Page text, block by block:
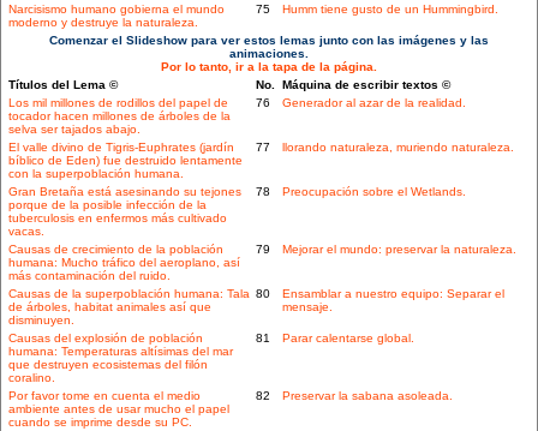
Narcisismo humano gobierna el mundo
moderno y destruye la naturaleza.
75 Humm tiene gusto de un Hummingbird.
Comenzar el Slideshow para ver estos lemas junto con las imágenes y las
animaciones.
Por lo tanto, ir a la tapa de la página.
Títulos del Lema ©
No. Máquina de escribir textos ©
Los mil millones de rodillos del papel de
tocador hacen millones de árboles de la
selva ser tajados abajo.
76 Generador al azar de la realidad.
El valle divino de Tigris-Euphrates (jardín
bíblico de Eden) fue destruido lentamente
con la superpoblación humana.
77 llorando naturaleza, muriendo naturaleza.
Gran Bretaña está asesinando su tejones
porque de la posible infección de la
tuberculosis en enfermos más cultivado
vacas.
78 Preocupación sobre el Wetlands.
Causas de crecimiento de la población
humana: Mucho tráfico del aeroplano, así
más contaminación del ruido.
79 Mejorar el mundo: preservar la naturaleza.
Causas de la superpoblación humana: Tala
de árboles, habitat animales así que
disminuyen.
80
Ensamblar a nuestro equipo: Separar el
mensaje.
Causas del explosión de población
humana: Temperaturas altísimas del mar
que destruyen ecosistemas del filón
coralino.
81 Parar calentarse global.
Por favor tome en cuenta el medio
ambiente antes de usar mucho el papel
cuando se imprime desde su PC.
82 Preservar la sabana asoleada.